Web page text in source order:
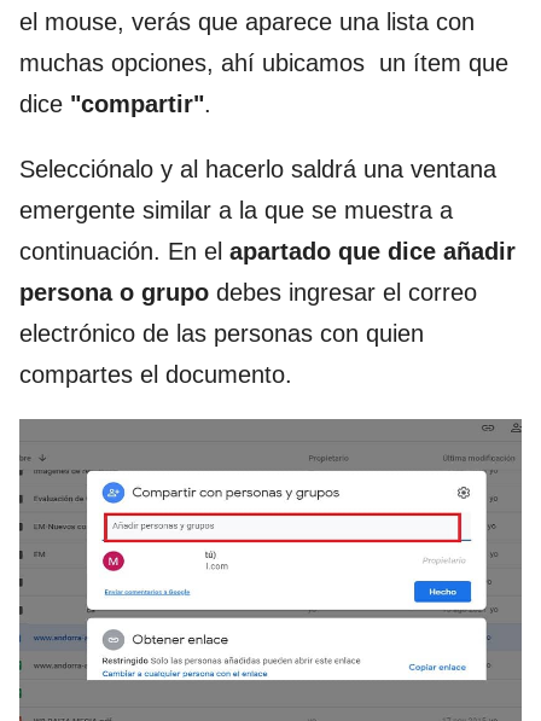
el mouse, verás que aparece una lista con
muchas opciones, ahí ubicamos un ítem que
dice "compartir".
Selecciónalo y al hacerlo saldrá una ventana
emergente similar a la que se muestra a
continuación. En el apartado que dice añadir
persona o grupo debes ingresar el correo
electrónico de las personas con quien
compartes el documento.